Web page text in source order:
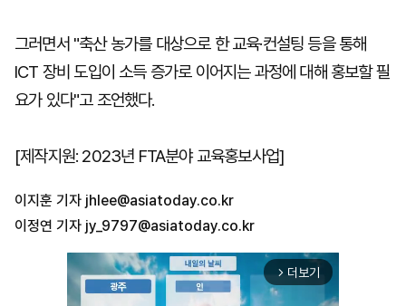
그러면서 "축산 농가를 대상으로 한 교육·컨설팅 등을 통해
ICT 장비 도입이 소득 증가로 이어지는 과정에 대해 홍보할 필
요가 있다"고 조언했다.
[제작지원: 2023년 FTA분야 교육홍보사업]
이지훈 기자 jhlee@asiatoday.co.kr
이정연 기자 jy_9797@asiatoday.co.kr
arrow_forward_ios 더보기